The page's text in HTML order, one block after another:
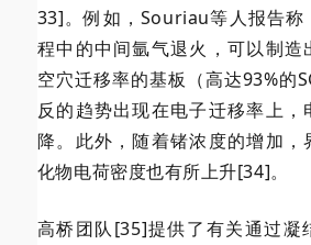
33]。例如，Souriau等人报告称
程中的中间氩气退火，可以制造
空穴迁移率的基板（高达93%的
反的趋势出现在电子迁移率上
降。此外，随着锗浓度的增加，
化物电荷密度也有所上升[34]。
高桥团队[35]提供了有关通过凝